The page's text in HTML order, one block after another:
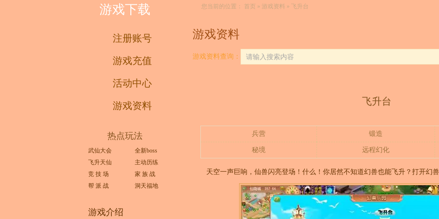
游戏下载
注册账号
游戏充值
活动中心
游戏资料
热点玩法
武仙大会
全新boss
飞升天仙
主动历练
竞 技 场
家 族 战
帮 派 战
洞天福地
游戏介绍
您当前的位置： 首页 » 游戏资料 » 飞升台
游戏资料
游戏资料查询：
飞升台
兵营 锻造
秘境 远程幻化
天空一声巨响，仙兽闪亮登场！什么！你居然不知道幻兽也能飞升？打开幻